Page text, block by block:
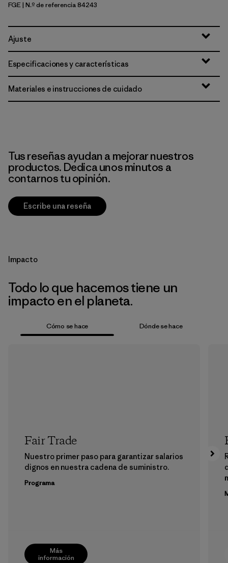
Forge Grey
FGE| N.º de referencia 84243
Ajuste
Especificaciones y características
Materiales e instrucciones de cuidado
Tus reseñas ayudan a mejorar nuestros
productos. Dedica unos minutos a
contarnos tu opinión.
Escribe una reseña
Impacto
Todo lo que hacemos tiene un
impacto en el planeta.
Cómo se hace Dónde se hace
Más
información
Fair Trade
Nuestro primer paso para garantizar salarios
dignos en nuestra cadena de suministro.
Programa